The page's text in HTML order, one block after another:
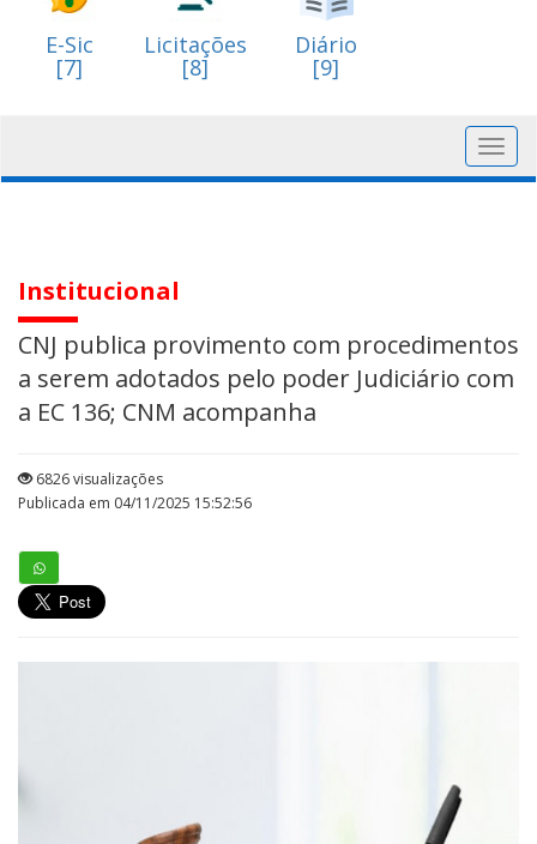
E-Sic
[7]
Licitações
[8]
Diário
[9]
Institucional
CNJ publica provimento com procedimentos
a serem adotados pelo poder Judiciário com
a EC 136; CNM acompanha
6826 visualizações
Publicada em 04/11/2025 15:52:56